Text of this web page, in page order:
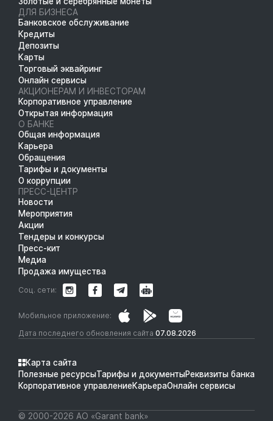
ДЛЯ БИЗНЕСА
Банковское обслуживание
Кредиты
Депозиты
Карты
Торговый эквайринг
Онлайн сервисы
АКЦИОНЕРАМ И ИНВЕСТОРАМ
Корпоративное управление
Открытая информация
О БАНКЕ
Общая информация
Карьера
Обращения
Тарифы и документы
О коррупции
ПРЕСС-ЦЕНТР
Новости
Мероприятия
Акции
Тендеры и конкурсы
Пресс-кит
Медиа
Продажа имущества
Дата последнего обновления сайта 07.08.2026
Мобильное приложение:
Соц. сети:
Карта сайта
Полезные ресурсыТарифы и документыРеквизиты банка
Корпоративное управлениеКарьераОнлайн сервисы
© 2000-2026 АО «Garant bank»